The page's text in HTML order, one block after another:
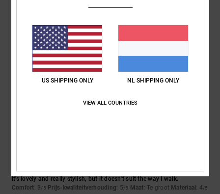
4/5
SAMUEL26. februari 2026
Geverifieerde aankoop
Good solid kids shoes
Ester18. februari 2026
Geverifieerde aankoop
It's lovely and really stylish, but it doesn't suit the way I walk.
Comfort: 3/5 Prijs-kwaliteitverhouding: 5/5 Maat: Te groot Materiaal : 4/5
US SHIPPING ONLY NL SHIPPING ONLY
VIEW ALL COUNTRIES